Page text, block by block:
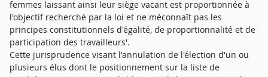
femmes laissant ainsi leur siège vacant est proportionnée à
l'objectif recherché par la loi et ne méconnaît pas les
principes constitutionnels d'égalité, de proportionnalité et de
participation des travailleurs'.
Cette jurisprudence visant l'annulation de l'élection d'un ou
plusieurs élus dont le positionnement sur la liste de